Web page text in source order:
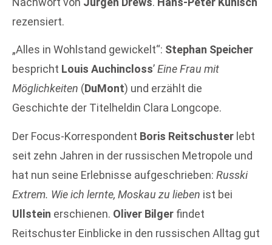
rezensiert.
„Alles in Wohlstand gewickelt“: Stephan Speicher
bespricht Louis Auchincloss’Eine Frau mit
Möglichkeiten (DuMont) und erzählt die
Geschichte der Titelheldin Clara Longcope.
Der Focus-Korrespondent Boris Reitschuster lebt
seit zehn Jahren in der russischen Metropole und
hat nun seine Erlebnisse aufgeschrieben: Russki
Extrem. Wie ich lernte, Moskau zu lieben ist bei
Ullstein erschienen. Oliver Bilger findet
Reitschuster Einblicke in den russischen Alltag gut